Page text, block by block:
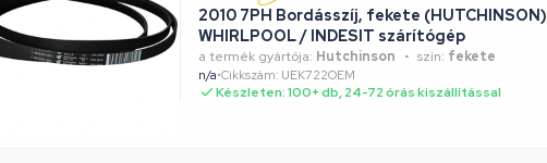
2010 7PH Bordásszíj, fekete (HUTCHINSON)
WHIRLPOOL / INDESIT szárítógép
a termék gyártója: Hutchinson szín: fekete
n/a•Cikkszám: UEK722OEM
Készleten: 100+ db, 24-72 órás kiszállítással